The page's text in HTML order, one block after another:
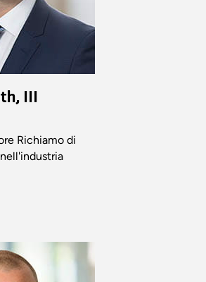
III
Richiamo di